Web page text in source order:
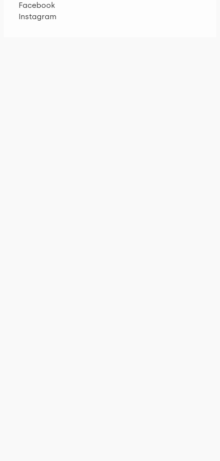
Facebook
Instagram